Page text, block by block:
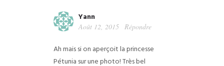
Yann
Août 12, 2015 Répondre
Ah mais si on aperçoit la princesse
Pétunia sur une photo!Très bel